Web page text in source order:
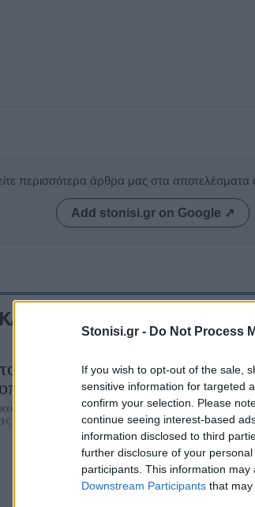
Stonisi.gr - Do Not Process
If you wish to opt-out of the sale,
sensitive information for targeted
confirm your selection. Please
continue seeing interest-based
information disclosed to third
further disclosure of your
participants. This information
Downstream Participants that may
περισσότερα άρθρα μας στα αποτελέσματα
Add stonisi.gr on Google ↗
Νίκο Καλαϊτζή –
και δραματοποίηση συνθέτουν την
με τις χορδές των οργάνων» τη Δευτέρα